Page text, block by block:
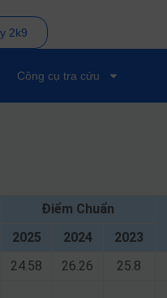
2k9
Công cụ tra cứu
Điểm Chuẩn
2025
2024
2023
24.58 26.26
25.8